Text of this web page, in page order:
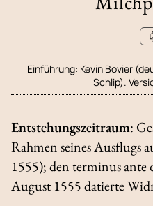
Einführung: Kevin Bovier
Schlip).
Entstehungszeitraum:
Rahmen seines Ausflugs
1555); denterminus ante
August 1555 datierte